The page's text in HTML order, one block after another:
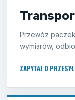
Przewóz
wymiarów,
ZAPYTAJ O